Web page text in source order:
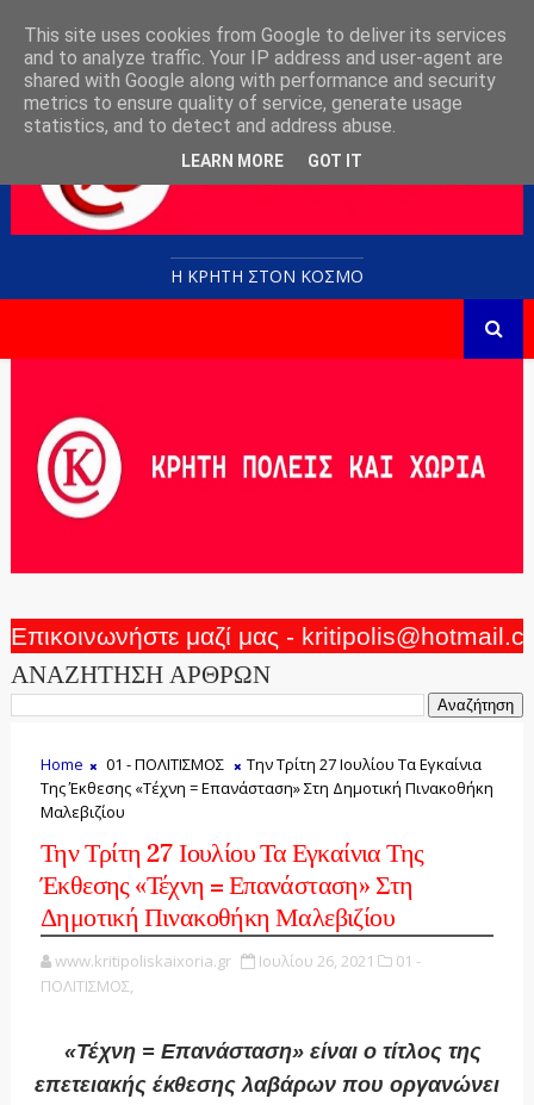
Η ΚΡΗΤΗ ΣΤΟN KOΣΜΟ
Επικοινωνήστε μαζί μας -
ΑΝΑΖΗΤΗΣΗ ΑΡΘΡΩΝ
Home 01 - ΠΟΛΙΤΙΣΜΟΣ
Την Τρίτη 27 Ιουλίου Τα Εγκαίνια
Της Έκθεσης «Τέχνη = Επανάσταση» Στη Δημοτική Πινακοθήκη
Μαλεβιζίου
Την Τρίτη 27 Ιουλίου Τα Εγκαίνια Της
Έκθεσης «Τέχνη = Επανάσταση» Στη
Δημοτική Πινακοθήκη Μαλεβιζίου
www.kritipoliskaixoria.gr Ιουλίου 26, 2021
01 -
ΠΟΛΙΤΙΣΜΟΣ,
«Τέχνη = Επανάσταση» είναι ο τίτλος της
επετειακής έκθεσης λαβάρων που οργανώνει
This site uses cookies from Google to deliver its services
and to analyze traffic. Your IP address and user-agent are
shared with Google along with performance and security
metrics to ensure quality of service, generate usage
statistics, and to detect and address abuse.
LEARN MORE GOT IT